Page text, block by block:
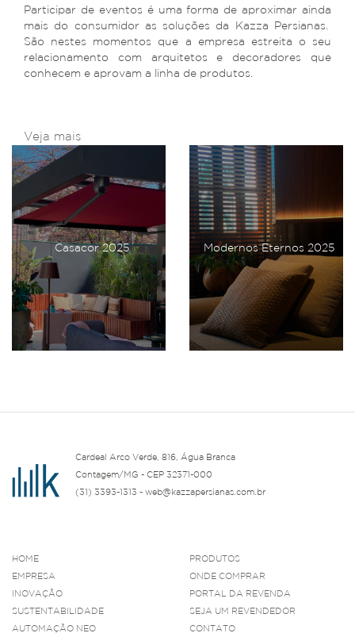
Participar de eventos é uma forma de aproximar ainda
mais do consumidor as soluções da Kazza Persianas.
São nestes momentos que a empresa estreita o seu
relacionamento com arquitetos e decoradores que
conhecem e aprovam a linha de produtos.
Veja mais
Casacor 2025 Modernos Eternos 2025
Cardeal Arco Verde, 816, Água Branca
Contagem/MG - CEP 32371-000
(31) 3393-1313 - web@kazzapersianas.com.br
HOME
EMPRESA
INOVAÇÃO
SUSTENTABILIDADE
AUTOMAÇÃO NEO
PRODUTOS
ONDE COMPRAR
PORTAL DA REVENDA
SEJA UM REVENDEDOR
CONTATO